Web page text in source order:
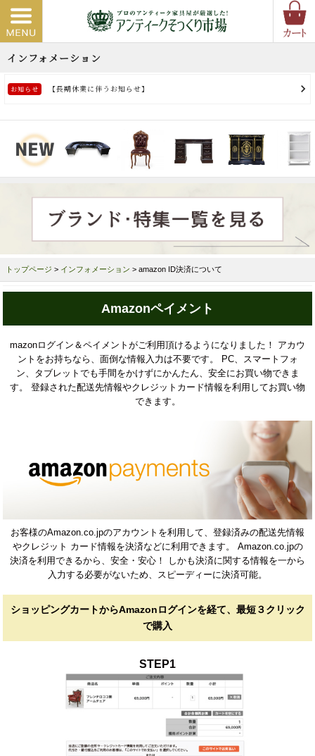
トップページ > インフォメーション > amazon ID決済について
Amazonペイメント
mazonログイン＆ペイメントがご利用頂けるようになりました！ アカウ
ントをお持ちなら、面倒な情報入力は不要です。 PC、スマートフォ
ン、タブレットでも手間をかけずにかんたん、安全にお買い物できま
す。 登録された配送先情報やクレジットカード情報を利用してお買い物
できます。
お客様のAmazon.co.jpのアカウントを利用して、登録済みの配送先情報
やクレジット カード情報を決済などに利用できます。 Amazon.co.jpの
決済を利用できるから、安全・安心！ しかも決済に関する情報を一から
入力する必要がないため、スピーディーに決済可能。
ショッピングカートからAmazonログインを経て、最短３クリック
で購入
STEP1